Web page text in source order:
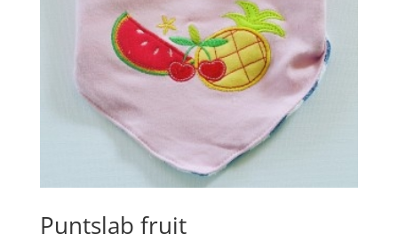
Puntslab fruit